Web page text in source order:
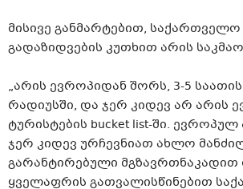
მისივე განმარტებით,
გადაზიდვების კუთხით არის
„არის ევროპიდან შორს, 3-5
რადიუსში, და ჯერ კიდევ არ არის
ტურისტების bucket list-ში. ევროპულ
ჯერ კიდევ ურჩევნიათ ახლო
გარანტირებული მგზავრთნაკადით
ყველაფრის გათვალისწინებით